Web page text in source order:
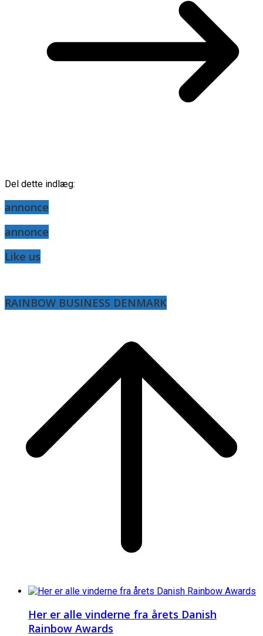
Del dette indlæg:
annonce
annonce
Like us
RAINBOW BUSINESS DENMARK
Her er alle vinderne fra årets Danish
Rainbow Awards